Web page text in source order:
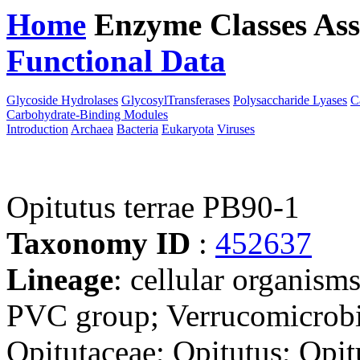
Home Enzyme Classes
Functional Data
Glycoside Hydrolases GlycosylTransferases Polysaccharide Lyases
Carbohydrate-Binding Modules
Introduction Archaea Bacteria Eukaryota Viruses
Opitutus terrae PB90-1
Taxonomy ID : 452637
Lineage: cellular
PVC group;
Opitutaceae; Opitutus;